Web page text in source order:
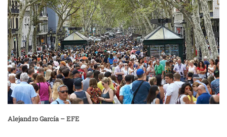
Alejandro García – EFE